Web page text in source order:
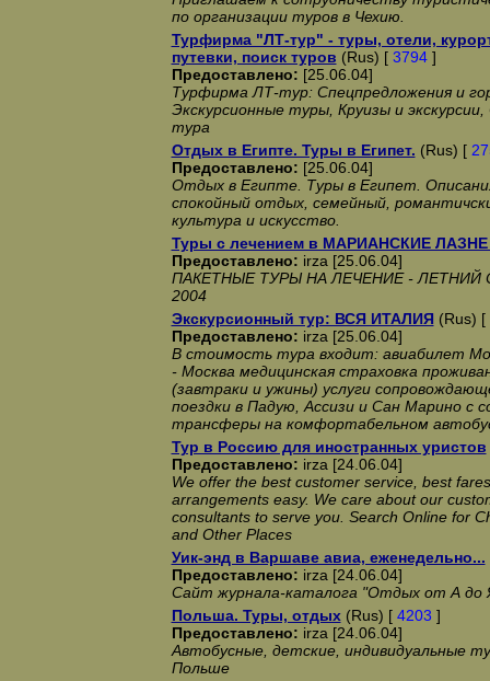
по организации туров в Чехию.
Турфирма "ЛТ-тур" - туры, отели,
путевки, поиск туров (Rus) [ 3794]
Предоставлено: [25.06.04]
Турфирма ЛТ-тур: Спецпредложения и
Экскурсионные туры, Круизы и
тура
Отдых в Египте. Туры в Египет. (Rus) [
Предоставлено: [25.06.04]
Отдых в Египте. Туры в Египет.
спокойный отдых, семейный,
культура и искусство.
Туры с лечением в МАРИАНСКИЕ ЛАЗНЕ
Предоставлено: irza [25.06.04]
ПАКЕТНЫЕ ТУРЫ НА ЛЕЧЕНИЕ - ЛЕТНИЙ
2004
Экскурсионный тур: ВСЯ ИТАЛИЯ (Rus) [
Предоставлено: irza [25.06.04]
В стоимость тура входит: авиабилет
- Москва медицинская страховка
(завтраки и ужины) услуги
поездки в Падую, Ассизи и Сан Марино с
трансферы на комфортабельном
Тур в Россию для иностранных уристов
Предоставлено: irza [24.06.04]
We offer the best customer service, best
arrangements easy. We care about our
consultants to serve you. Search Online for
and Other Places
Уик-энд в Варшаве авиа, еженедельно...
Предоставлено: irza [24.06.04]
Сайт журнала-каталога "Отдых от А до
Польша. Туры, отдых(Rus) [ 4203 ]
Предоставлено: irza [24.06.04]
Автобусные, детские, индивидуальные
Польше